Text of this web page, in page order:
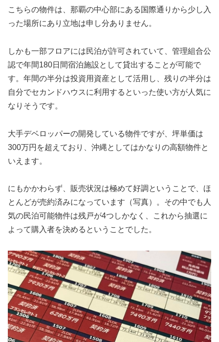
こちらの物件は、那覇の中心部にある国際通りから少し入
った場所にあり立地は申し分ありません。
しかも一部フロアには民泊が許可されていて、管理組合公
認で年間180日間宿泊施設として貸出することが可能で
す。年間の半分は投資用資産として活用し、残りの半分は
自分でセカンドハウスに利用するといった使い方が人気に
なりそうです。
大手デベロッパーの開発している物件ですが、坪単価は
300万円を超えており、沖縄としてはかなりの高額物件と
いえます。
にもかかわらず、販売状況は極めて好調ということで、ほ
とんどが売約済みになっています（写真）。その中でも人
気の民泊可能物件は残戸が4つしかなく、これから抽選に
よって購入者を決めるということでした。